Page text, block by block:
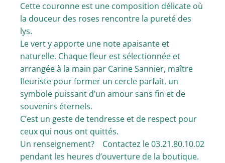
Cette couronne est une composition délicate où
la douceur des roses rencontre la pureté des
lys.
Le vert y apporte une note apaisante et
naturelle. Chaque fleur est sélectionnée et
arrangée à la main par Carine Sannier, maître
fleuriste pour former un cercle parfait, un
symbole puissant d’un amour sans fin et de
souvenirs éternels.
C’est un geste de tendresse et de respect pour
ceux qui nous ont quittés.
Un renseignement? Contactez le 03.21.80.10.02
pendant les heures d’ouverture de la boutique.